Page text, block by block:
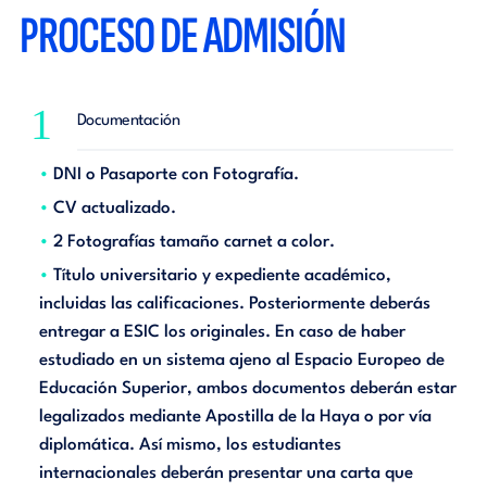
PROCESO DE ADMISIÓN
1 Documentación
DNI o Pasaporte con Fotografía.
CV actualizado.
2 Fotografías tamaño carnet a color.
Título universitario y expediente académico,
incluidas las calificaciones. Posteriormente deberás
entregar a ESIC los originales. En caso de haber
estudiado en un sistema ajeno al Espacio Europeo de
Educación Superior, ambos documentos deberán estar
legalizados mediante Apostilla de la Haya o por vía
diplomática. Así mismo, los estudiantes
internacionales deberán presentar una carta que